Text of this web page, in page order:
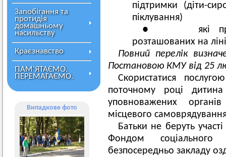
Запобігання та
протидія
домашньому
насильству
Краєзнавство
ПАМ’ЯТАЄМО.
ПЕРЕМАГАЄМО.
Випадкове фото
підтримки (діти-
піклування)
● які
розташованих на
Повний перелік
Постановою КМУ від 25
Скористатися
поточному році
уповноважених
місцевого
Батьки не беруть
Фондом соціального
безпосередньо закладу